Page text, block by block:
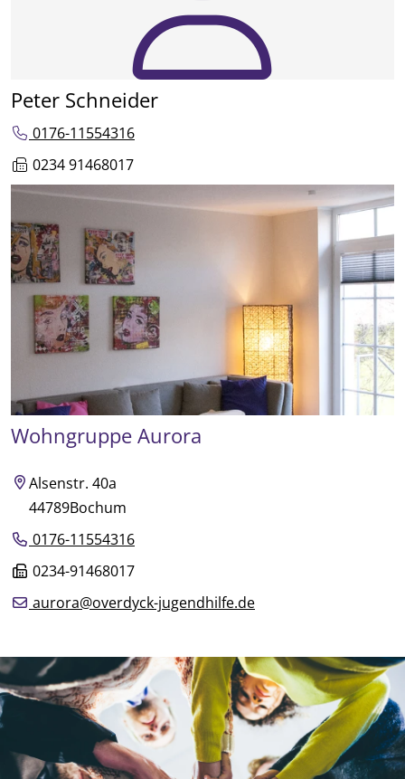
Peter Schneider
0176-11554316
0234 91468017
Wohngruppe Aurora
Alsenstr. 40a
44789Bochum
0176-11554316
0234-91468017
aurora@overdyck-jugendhilfe.de